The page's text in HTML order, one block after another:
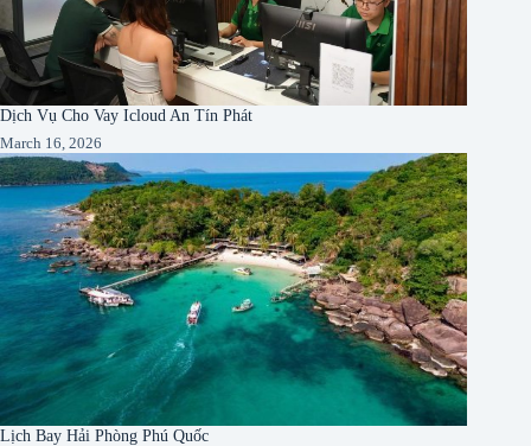
Dịch Vụ Cho Vay Icloud An Tín Phát
March 16, 2026
Lịch Bay Hải Phòng Phú Quốc